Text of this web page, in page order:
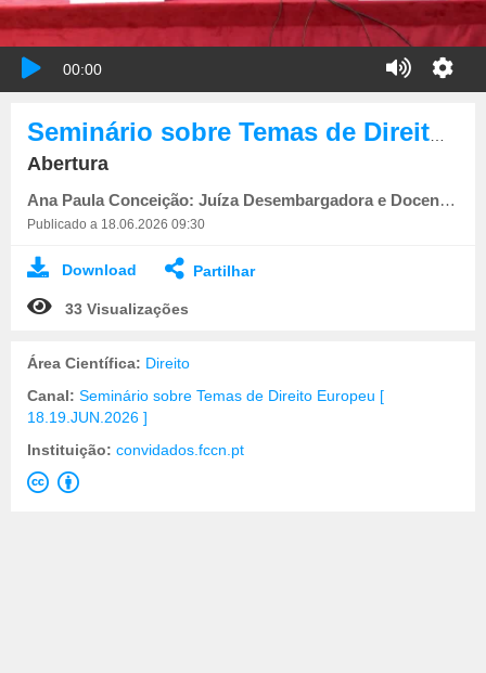
00:00
Abertura
Ana Paula Conceição: Juíza Desembargadora e Docente da Jurisdição de Penal e Processo Penal do CEJ
Publicado a 18.06.2026 09:30
Download Partilhar
33 Visualizações
Área Científica: Direito
Canal: Seminário sobre Temas de Direito Europeu [
18.19.JUN.2026 ]
Instituição: convidados.fccn.pt